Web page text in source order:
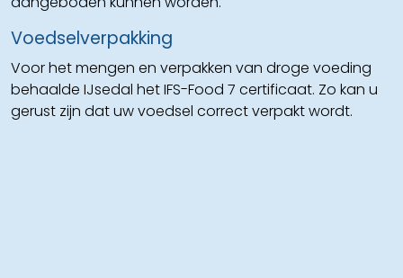
Voedselverpakking
Voor het mengen en verpakken van droge voeding
behaalde IJsedal het IFS-Food 7 certificaat. Zo kan u
gerust zijn dat uw voedsel correct verpakt wordt.